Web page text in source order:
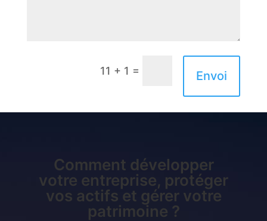
11 + 1 = Envoi
Comment développer
votre entreprise, protéger
vos actifs et gérer votre
patrimoine ?